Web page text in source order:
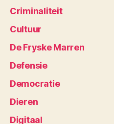
Criminaliteit
Cultuur
De Fryske Marren
Defensie
Democratie
Dieren
Digitaal